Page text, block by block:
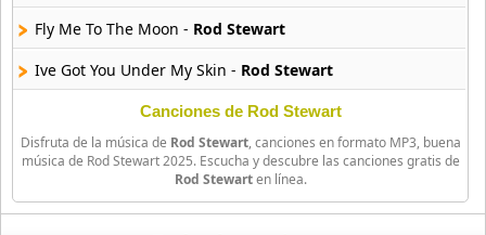
Big Time Rush
14 músicas online
Bikeride
61 músicas online
Billie Eilish
Fly Me To The Moon - Rod Stewart
Ive Got You Under My Skin - Rod Stewart
Rod Stewart
September In The Rain -Rod Stewart
Canciones de Rod Stewart
Disfruta de la música de Rod Stewart, canciones en formato MP3, buena
música de Rod Stewart 2025. Escucha y descubre las canciones gratis de
Rod Stewarten línea.